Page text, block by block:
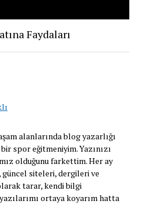
Faydaları
alanlarında blog yazarlığı
spor eğitmeniyim. Yazınızı
olduğunu farkettim. Her ay
güncel siteleri, dergileri ve
tarar, kendi bilgi
ortaya koyarım hatta